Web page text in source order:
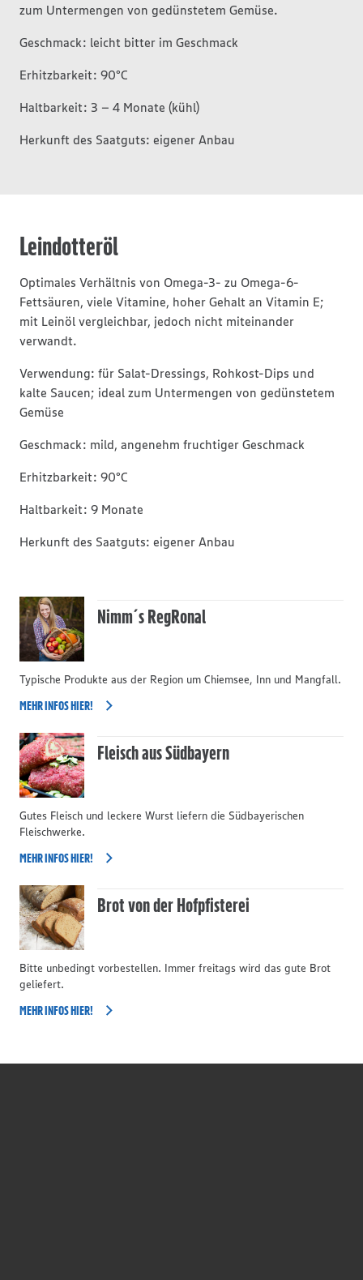
zum Untermengen von gedünstetem Gemüse.
Geschmack: leicht bitter im Geschmack
Erhitzbarkeit: 90°C
Haltbarkeit: 3 – 4 Monate (kühl)
Herkunft des Saatguts: eigener Anbau
Leindotteröl
Optimales Verhältnis von Omega-3- zu Omega-6-
Fettsäuren, viele Vitamine, hoher Gehalt an Vitamin E;
mit Leinöl vergleichbar, jedoch nicht miteinander
verwandt.
Verwendung: für Salat-Dressings, Rohkost-Dips und
kalte Saucen; ideal zum Untermengen von gedünstetem
Gemüse
Geschmack: mild, angenehm fruchtiger Geschmack
Erhitzbarkeit: 90°C
Haltbarkeit: 9 Monate
Herkunft des Saatguts: eigener Anbau
Nimm´s RegRonal
Typische Produkte aus der Region um Chiemsee, Inn und Mangfall.
MEHR INFOS HIER!
Fleisch aus Südbayern
Gutes Fleisch und leckere Wurst liefern die Südbayerischen
Fleischwerke.
MEHR INFOS HIER!
Brot von der Hofpfisterei
Bitte unbedingt vorbestellen. Immer freitags wird das gute Brot
geliefert.
MEHR INFOS HIER!